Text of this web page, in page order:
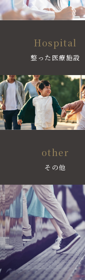
Hospital
整った医療施設
other
その他